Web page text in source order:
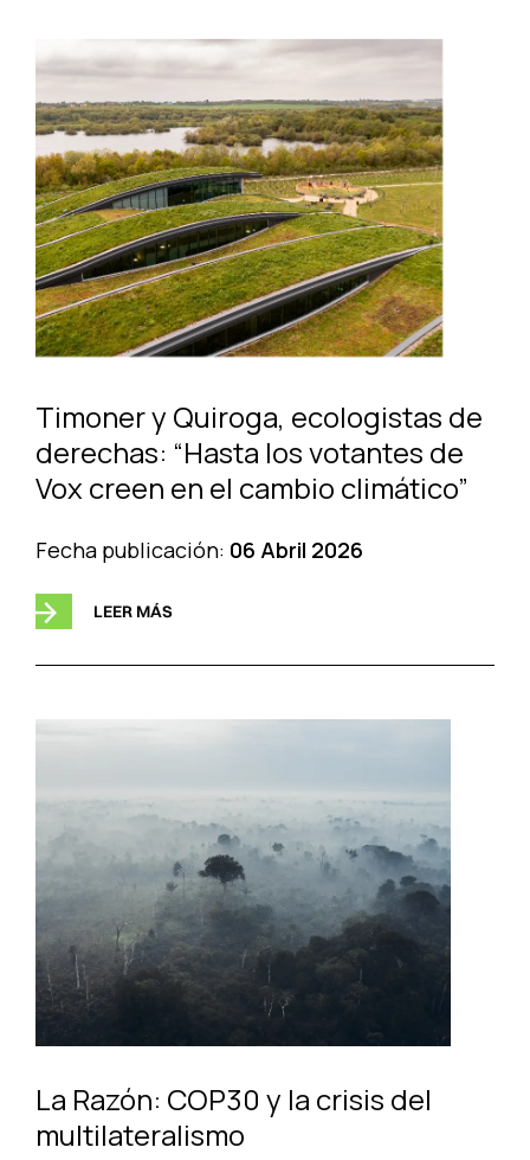
Timoner y Quiroga, ecologistas de
derechas: “Hasta los votantes de
Vox creen en el cambio climático”
Fecha publicación: 06 Abril 2026
LEER MÁS
La Razón: COP30 y la crisis del
multilateralismo